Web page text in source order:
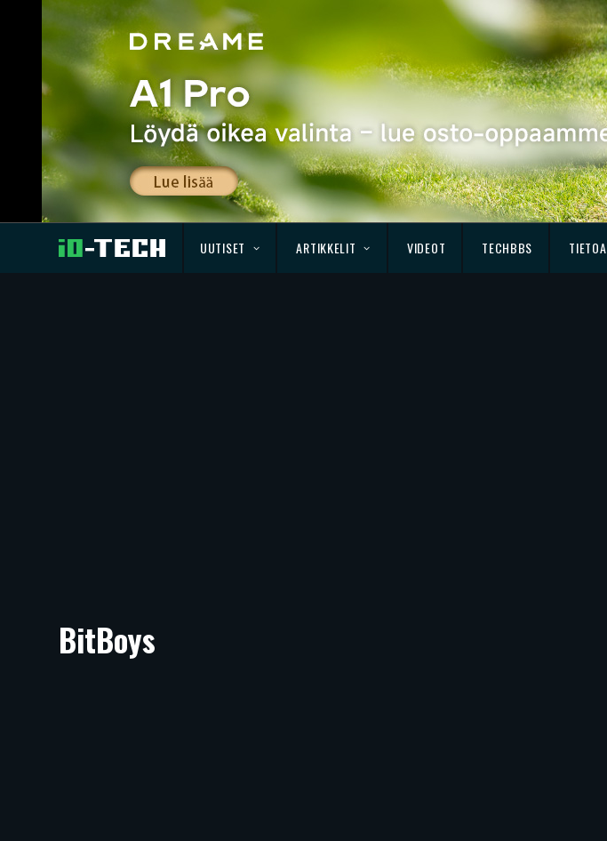
UUTISET ARTIKKELIT VIDEOT TECHBBS TIETOA
BitBoys